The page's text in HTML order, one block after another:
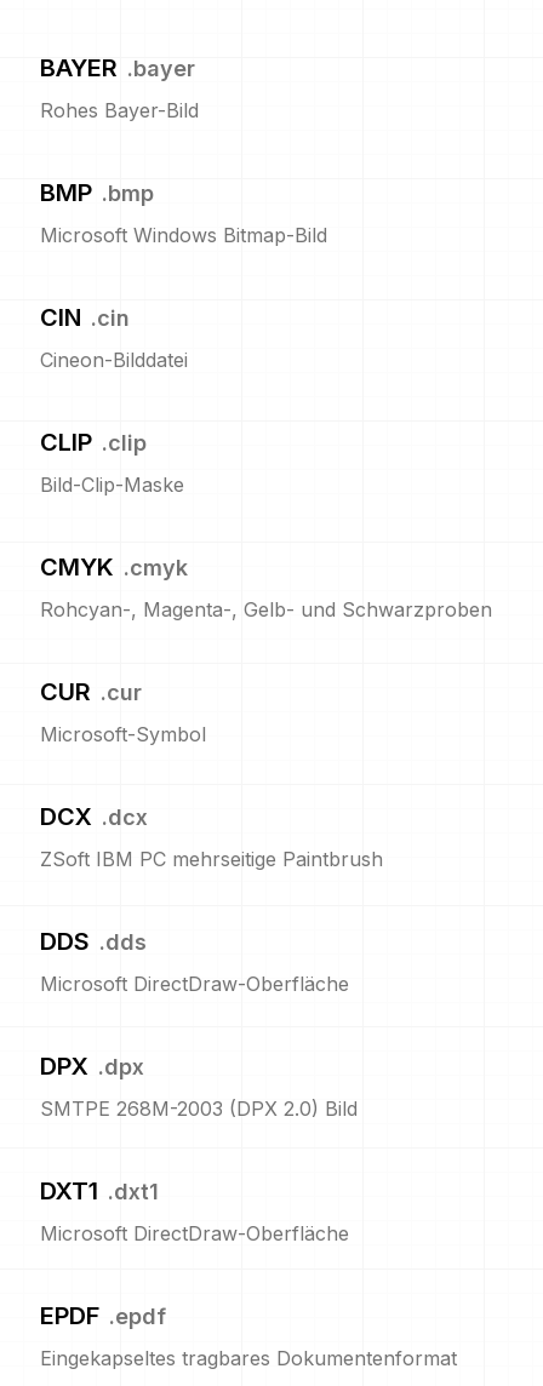
BAYER .bayer
Rohes Bayer-Bild
BMP .bmp
Microsoft Windows Bitmap-Bild
CIN .cin
Cineon-Bilddatei
CLIP .clip
Bild-Clip-Maske
CMYK .cmyk
Rohcyan-, Magenta-, Gelb- und Schwarzproben
CUR .cur
Microsoft-Symbol
DCX .dcx
ZSoft IBM PC mehrseitige Paintbrush
DDS .dds
Microsoft DirectDraw-Oberfläche
DPX .dpx
SMTPE 268M-2003 (DPX 2.0) Bild
DXT1 .dxt1
Microsoft DirectDraw-Oberfläche
EPDF .epdf
Eingekapseltes tragbares Dokumentenformat